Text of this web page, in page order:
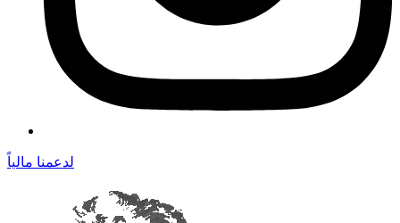
لدعمنا مالياً